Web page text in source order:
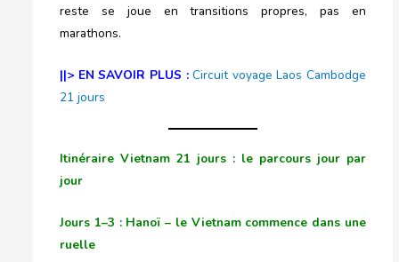
reste se joue en transitions propres, pas en
marathons.
||> EN SAVOIR PLUS : Circuit voyage Laos Cambodge
21 jours
Itinéraire Vietnam 21 jours : le parcours jour par
jour
Jours 1–3 : Hanoï – le Vietnam commence dans une
ruelle